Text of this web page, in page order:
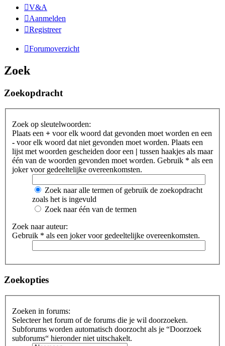
V&A
Aanmelden
Registreer
Forumoverzicht
Zoek
Zoekopdracht
Zoek op sleutelwoorden:
Plaats een + voor elk woord dat gevonden moet worden en een
- voor elk woord dat niet gevonden moet worden. Plaats een
lijst met woorden gescheiden door een | tussen haakjes als maar
één van de woorden gevonden moet worden. Gebruik * als een
joker voor gedeeltelijke overeenkomsten.
Zoek naar alle termen of gebruik de zoekopdracht
zoals het is ingevuld
Zoek naar één van de termen
Zoek naar auteur:
Gebruik * als een joker voor gedeeltelijke overeenkomsten.
Zoekopties
Zoeken in forums:
Selecteer het forum of de forums die je wil doorzoeken.
Subforums worden automatisch doorzocht als je “Doorzoek
subforums“ hieronder niet uitschakelt.